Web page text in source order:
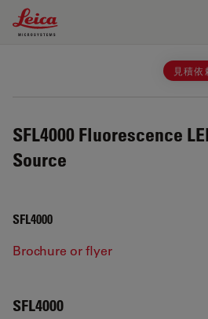
Leica Microsystems Logo
見積依
SFL4000 Fluorescence
Source
SFL4000
Brochure or flyer
SFL4000